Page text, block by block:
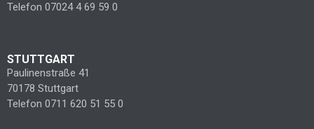
Telefon 07024 4 69 59 0
STUTTGART
Paulinenstraße 41
70178 Stuttgart
Telefon 0711 620 51 55 0